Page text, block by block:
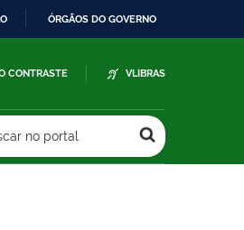
ÓRGÃOS DO GOVERNO
CONTRASTE VLIBRAS
no portal